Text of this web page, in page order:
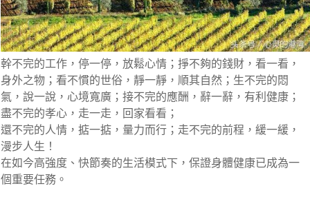
幹不完的工作，停一停，放鬆心情；掙不夠的錢財，看一看，
身外之物；看不慣的世俗，靜一靜，順其自然；生不完的悶
氣，說一說，心境寬廣；接不完的應酬，辭一辭，有利健康；
盡不完的孝心，走一走，回家看看；
還不完的人情，掂一掂，量力而行；走不完的前程，緩一緩，
漫步人生！
在如今高強度、快節奏的生活模式下，保證身體健康已成為一
個重要任務。